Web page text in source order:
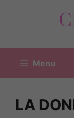
Menu
LA